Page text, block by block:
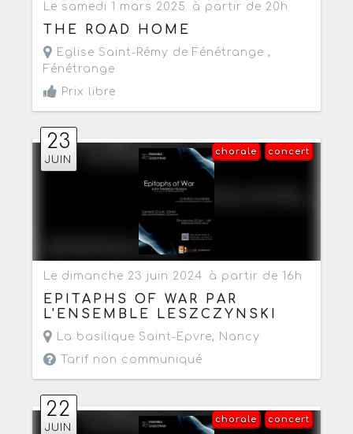
Le samedi 1 mars 2025 à partir de 20h
THE ROAD HOME
Eglise Saint-Rémy de Fénétrange ,
Fénétrange
Prix libre
23
JUIN
concert
chorale
Le dimanche 23 juin 2024 à partir de 16h
EPITAPHS OF WAR PAR
L'ENSEMBLE LESZCZYNSKI
La basilique Saint-Epvre, Nancy
Tarif non communiqué
22
JUIN
concert
chorale